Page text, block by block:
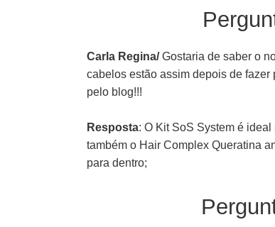
Carla Regina/Gostaria de saber o
cabelos estão assim depois de
pelo blog!!!
Resposta: O Kit SoS System é
também o Hair Complex Queratina
para dentro;